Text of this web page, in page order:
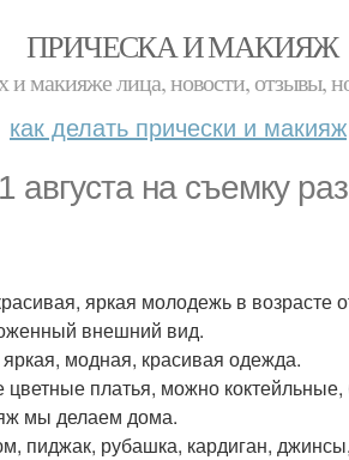
ПРИЧЕСКА И МАКИЯЖ
макияже лица, новости, отзывы,
как делать прически и макияж
августа на съемку
яркая молодежь в возрасте
внешний вид.
модная, красивая одежда.
платья, можно
мы делаем дома.
пиджак, рубашка, кардиган,